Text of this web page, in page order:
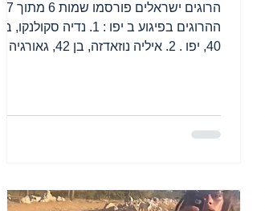
הרוגים ישראלים פורסמו שמות 6 מתוך 7
ההרוגים בפיגוע ב יפו : 1. נדיה סקולנקו, בת
40, יפו . 2. איליה נוזאדזה, בן 42, גאורגיה